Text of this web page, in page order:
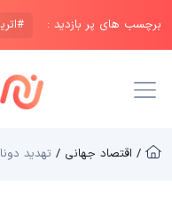
برچسب های پر بازدید :
/ اقتصاد جهانی / تهدید